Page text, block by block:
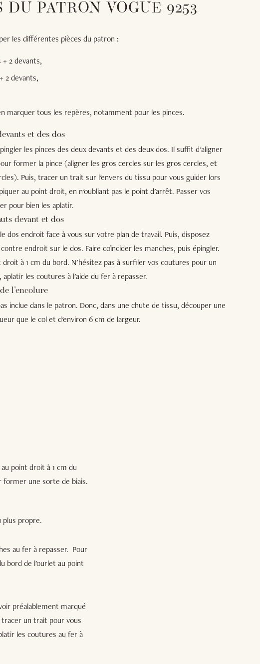
DU PATRON VOGUE 9253
les différentes pièces du patron :
2 devants,
2 devants,
marquer tous les repères, notamment pour les pinces.
et des dos
les pinces des deux devants et des deux dos. Il suffit d'aligner
former la pince (aligner les gros cercles sur les gros cercles, et
Puis, tracer un trait sur l'envers du tissu pour vous guider lors
au point droit, en n'oubliant pas le point d'arrêt. Passer vos
pour bien les aplatir.
devant et dos
dos endroit face à vous sur votre plan de travail. Puis, disposez
endroit sur le dos. Faire coïncider les manches, puis épingler.
droit à 1 cm du bord. N'hésitez pas à surfiler vos coutures pour un
les coutures à l'aide du fer à repasser.
l'encolure
inclue dans le patron. Donc, dans une chute de tissu, découper une
que le col et d'environ 6 cm de largeur.
point droit à 1 cm du
former une sorte de biais.
propre.
au fer à repasser. Pour
bord de l'ourlet au point
préalablement marqué
tracer un trait pour vous
les coutures au fer à